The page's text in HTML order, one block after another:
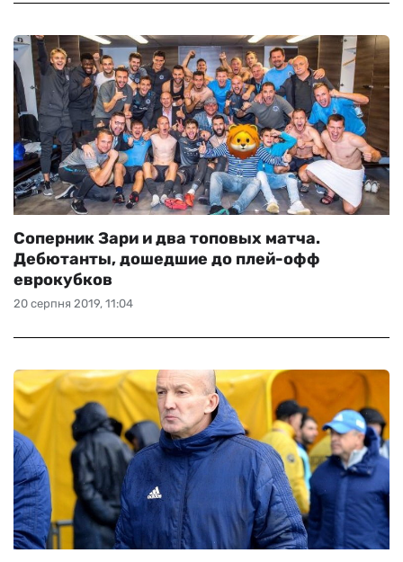
20 серпня 2019, 11:04
Соперник Зари и два топовых матча.
Дебютанты, дошедшие до плей-офф
еврокубков